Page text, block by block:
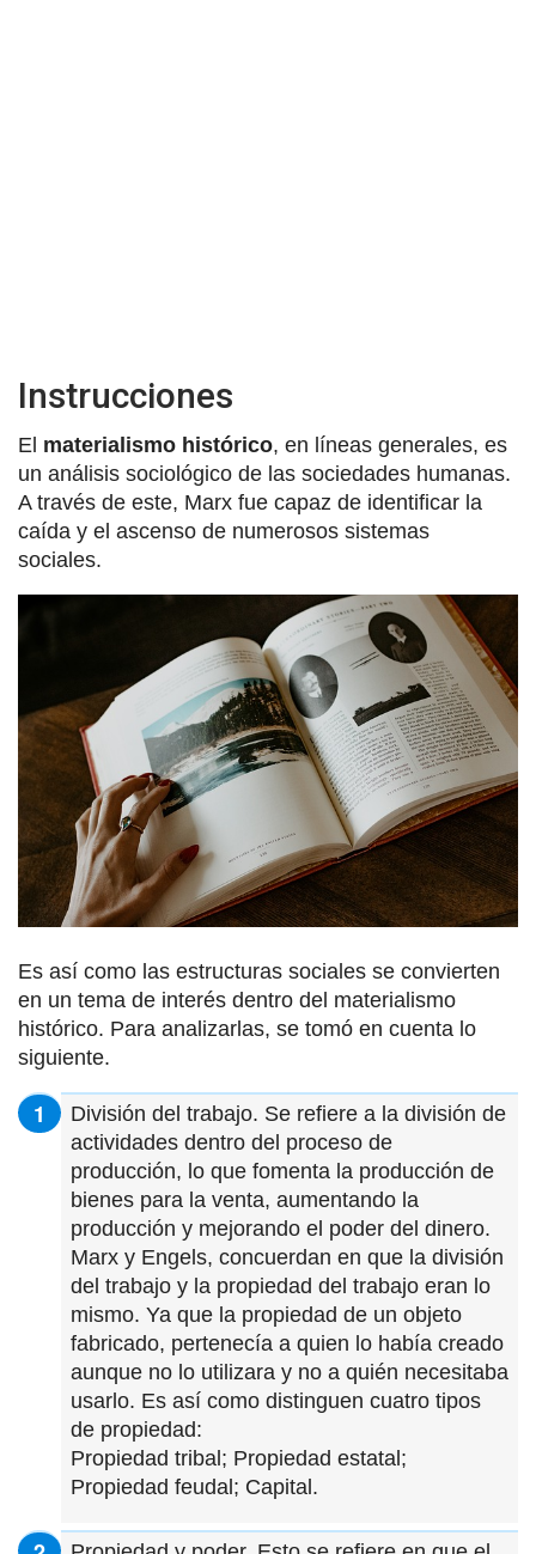
Instrucciones
El materialismo histórico, en líneas generales, es
un análisis sociológico de las sociedades humanas.
A través de este, Marx fue capaz de identificar la
caída y el ascenso de numerosos sistemas
sociales.
Es así como las estructuras sociales se convierten
en un tema de interés dentro del materialismo
histórico. Para analizarlas, se tomó en cuenta lo
siguiente.
División del trabajo. Se refiere a la división de
actividades dentro del proceso de
producción, lo que fomenta la producción de
bienes para la venta, aumentando la
producción y mejorando el poder del dinero.
Marx y Engels, concuerdan en que la división
del trabajo y la propiedad del trabajo eran lo
mismo. Ya que la propiedad de un objeto
fabricado, pertenecía a quien lo había creado
aunque no lo utilizara y no a quién necesitaba
usarlo. Es así como distinguen cuatro tipos
de propiedad:
Propiedad tribal; Propiedad estatal;
Propiedad feudal; Capital.